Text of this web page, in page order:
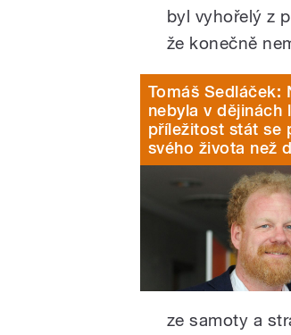
byl vyhořelý z
že konečně
Tomáš Sedláček:
nebyla v dějinách
příležitost stát se
svého života než
ze samoty a